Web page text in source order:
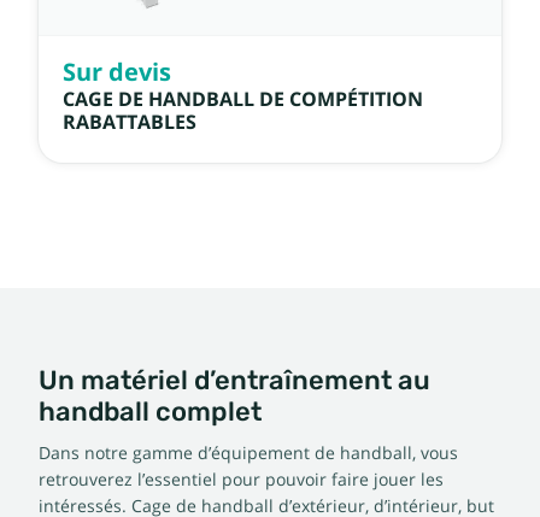
Sur devis
CAGE DE HANDBALL DE COMPÉTITION
RABATTABLES
Un matériel d’entraînement au
handball complet
Dans notre gamme d’équipement de handball, vous
retrouverez l’essentiel pour pouvoir faire jouer les
intéressés. Cage de handball d’extérieur, d’intérieur, but